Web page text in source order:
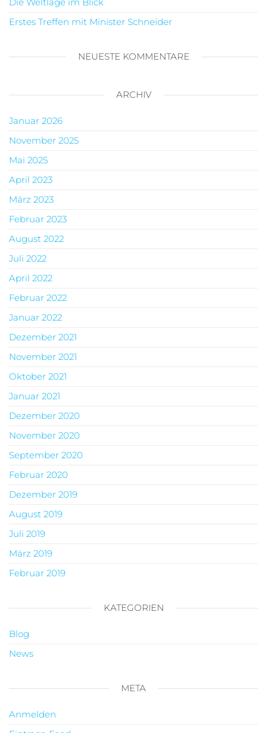
Erstes Treffen mit Minister Schneider
NEUESTE KOMMENTARE
ARCHIV
Januar 2026
November 2025
Mai 2025
April 2023
März 2023
Februar 2023
August 2022
Juli 2022
April 2022
Februar 2022
Januar 2022
Dezember 2021
November 2021
Oktober 2021
Januar 2021
Dezember 2020
November 2020
September 2020
Februar 2020
Dezember 2019
August 2019
Juli 2019
März 2019
Februar 2019
KATEGORIEN
Blog
News
META
Anmelden